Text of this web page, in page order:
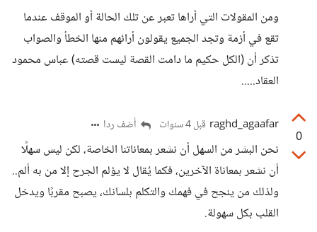
ومن المقولات التي أراها تعبر عن تلك الحالة أو الموقف عندما
تقع في أزمة وتجد الجميع يقولون أرائهم منها الخطأ والصواب
تذكر أن (الكل حكيم ما دامت القصة ليست قصته) عباس محمود
العقاد.....
0
raghd_agaafar قبل 4 سنوات أضف ردا
نحن البشر من السهل أن نشعر بمعاناتنا الخاصة، لكن ليس سهلًا
أن نشعر بمعاناة الآخرين، فكما يُقال لا يؤلم الجرح إلا من به ألم..
ولذلك من ينجح في فهمك والتكلم بلسانك، يصبح مقربًا ويدخل
القلب بكل سهولة.